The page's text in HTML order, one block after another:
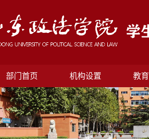
部门首页 机构设置 教